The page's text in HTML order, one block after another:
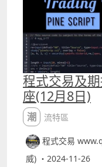
程式交易及
座(12月8日)
潮流特區
程式交易
威) ・2024-11-26